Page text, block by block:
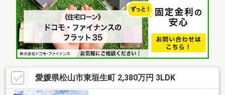
愛媛県松山市東垣生町 2,380万円 3LDK